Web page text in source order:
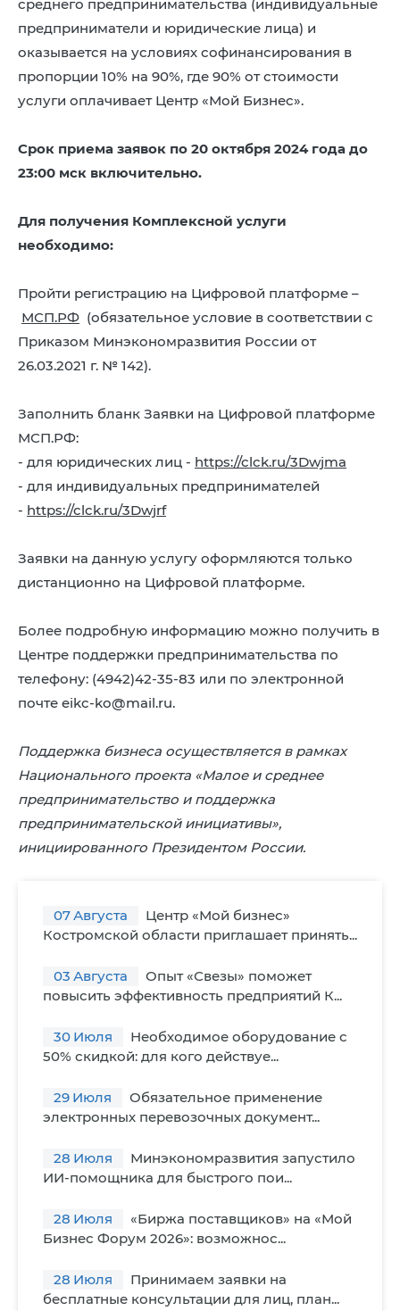
среднего предпринимательства (индивидуальные
предприниматели и юридические лица) и
оказывается на условиях софинансирования в
пропорции 10% на 90%, где 90% от стоимости
услуги оплачивает Центр «Мой Бизнес».
Срок приема заявок по 20 октября 2024 года до
23:00 мск включительно.
Для получения Комплексной услуги
необходимо:
Пройти регистрацию на Цифровой платформе –
МСП.РФ (обязательное условие в соответствии с
Приказом Минэкономразвития России от
26.03.2021 г. № 142).
Заполнить бланк Заявки на Цифровой платформе
МСП.РФ:
- для юридических лиц - https://clck.ru/3Dwjma
- для индивидуальных предпринимателей
- https://clck.ru/3Dwjrf
Заявки на данную услугу оформляются только
дистанционно на Цифровой платформе.
Более подробную информацию можно получить в
Центре поддержки предпринимательства по
телефону: (4942)42-35-83 или по электронной
почте eikc-ko@mail.ru.
Поддержка бизнеса осуществляется в рамках
Национального проекта «Малое и среднее
предпринимательство и поддержка
предпринимательской инициативы»,
инициированного Президентом России.
07Августа
Центр «Мой бизнес»
Костромской области приглашает принять...
03 Августа
Опыт «Свезы» поможет
повысить эффективность предприятий К...
30 Июля
Необходимое оборудование с
50% скидкой: для кого действуе...
29 Июля
Обязательное применение
электронных перевозочных документ...
28 Июля
Минэкономразвития запустило
ИИ-помощника для быстрого пои...
28 Июля
«Биржа поставщиков» на «Мой
Бизнес Форум 2026»: возможнос...
28 Июля
Принимаем заявки на
бесплатные консультации для лиц, план...